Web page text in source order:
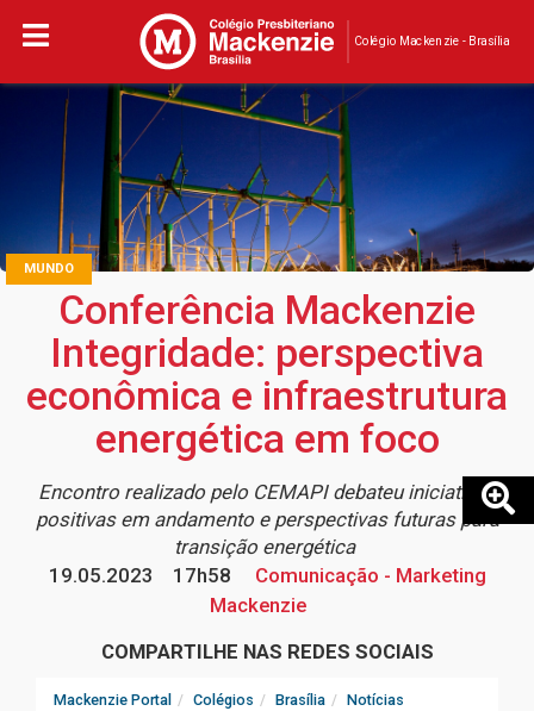
Colégio Mackenzie - Brasília
MUNDO
Conferência Mackenzie
Integridade: perspectiva
econômica e infraestrutura
energética em foco
Encontro realizado pelo CEMAPI debateu iniciativas
positivas em andamento e perspectivas futuras para
transição energética
19.05.2023
17h58
Comunicação - Marketing
Mackenzie
COMPARTILHE NAS REDES SOCIAIS
Mackenzie Portal Colégios Brasília
Notícias